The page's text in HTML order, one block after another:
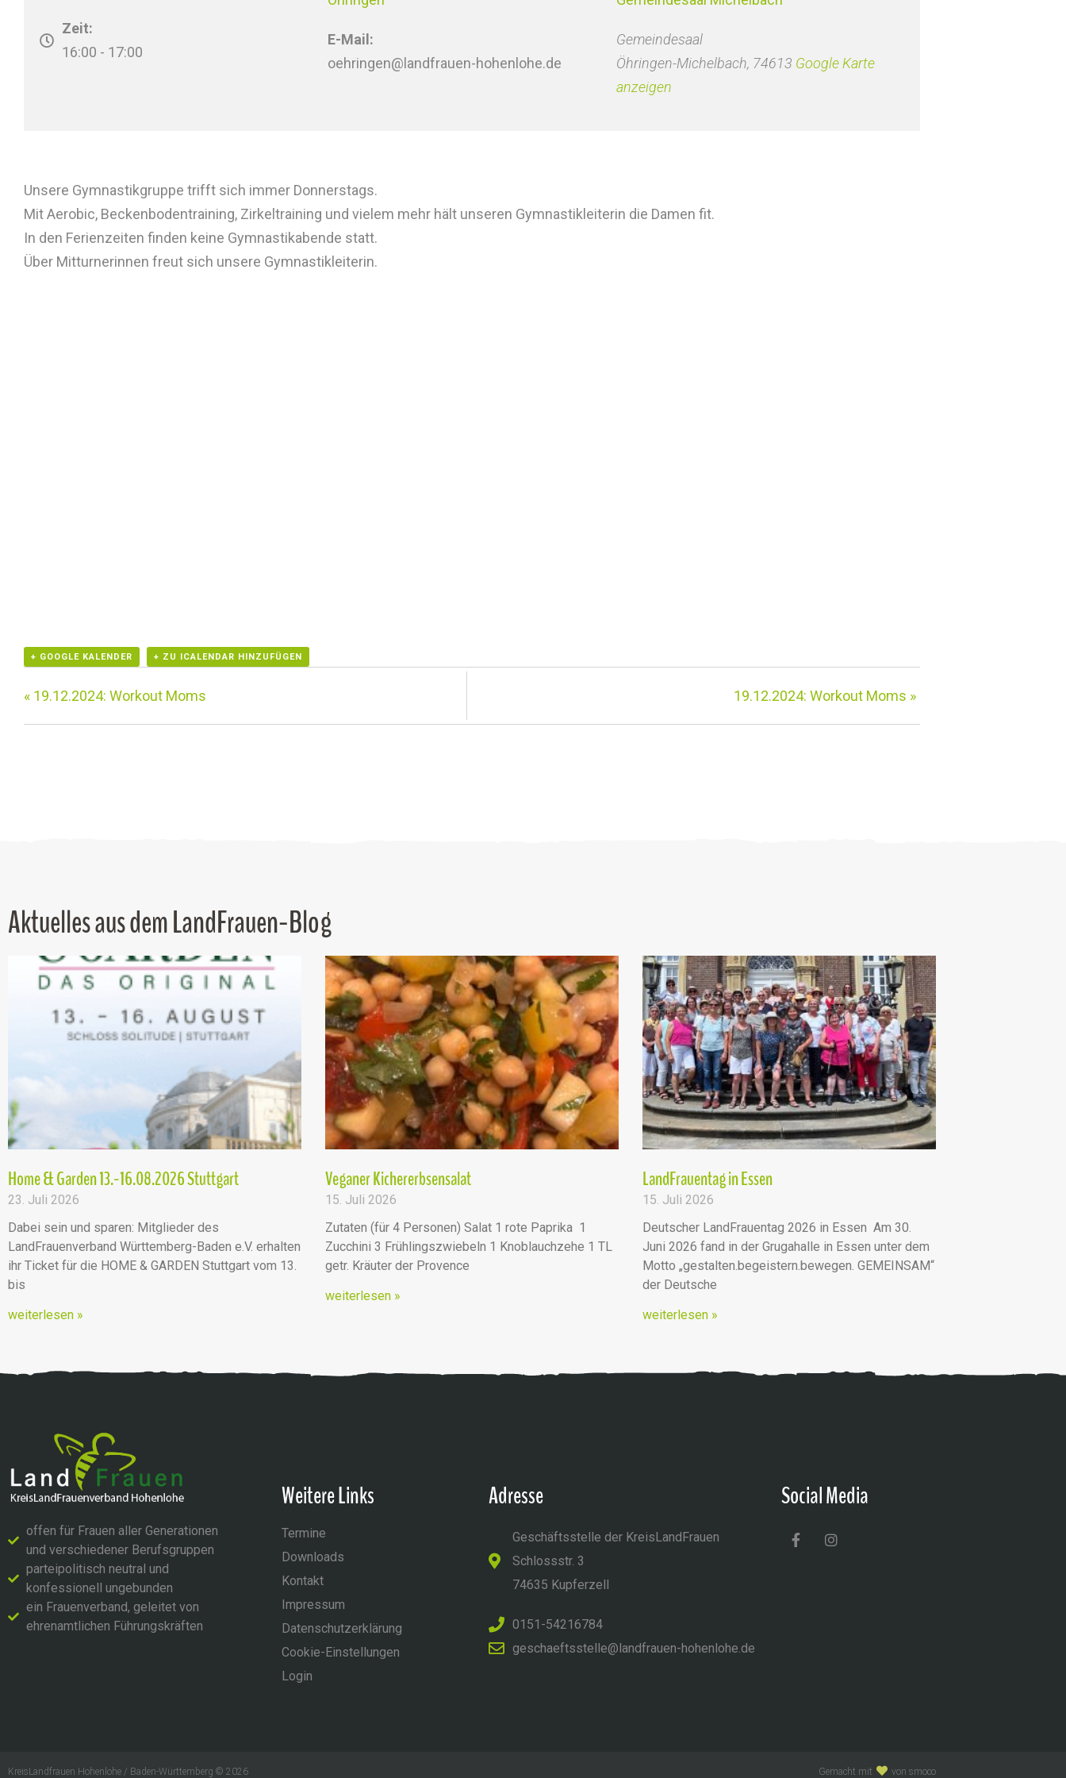
Zeit:
16:00 - 17:00
E-Mail:
oehringen@landfrauen-hohenlohe.de
Gemeindesaal
Öhringen-Michelbach, 74613 Google Karte
anzeigen
Unsere Gymnastikgruppe trifft sich immer Donnerstags.
Mit Aerobic, Beckenbodentraining, Zirkeltraining und vielem mehr hält unseren Gymnastikleiterin die Damen fit.
In den Ferienzeiten finden keine Gymnastikabende statt.
Über Mitturnerinnen freut sich unsere Gymnastikleiterin.
+ GOOGLE KALENDER + ZU ICALENDAR HINZUFÜGEN
« 19.12.2024: Workout Moms 19.12.2024: Workout Moms »
Aktuelles aus dem LandFrauen-Blog
Home & Garden 13.-16.08.2026 Stuttgart
23. Juli 2026
Dabei sein und sparen: Mitglieder des
LandFrauenverband Württemberg-Baden e.V. erhalten
ihr Ticket für die HOME & GARDEN Stuttgart vom 13.
bis
weiterlesen »
Veganer Kichererbsensalat
15. Juli 2026
Zutaten (für 4 Personen) Salat 1 rote Paprika 1
Zucchini 3 Frühlingszwiebeln 1 Knoblauchzehe 1 TL
getr. Kräuter der Provence
weiterlesen »
LandFrauentag in Essen
15. Juli 2026
Deutscher LandFrauentag 2026 in Essen Am 30.
Juni 2026 fand in der Grugahalle in Essen unter dem
Motto „gestalten.begeistern.bewegen. GEMEINSAM“
der Deutsche
weiterlesen »
offen für Frauen aller Generationen
und verschiedener Berufsgruppen
parteipolitisch neutral und
konfessionell ungebunden
ein Frauenverband, geleitet von
ehrenamtlichen Führungskräften
Weitere Links
Termine
Downloads
Kontakt
Impressum
Datenschutzerklärung
Cookie-Einstellungen
Login
Adresse
Geschäftsstelle der KreisLandFrauen
Schlossstr. 3
74635 Kupferzell
0151-54216784
geschaeftsstelle@landfrauen-hohenlohe.de
Social Media
KreisLandfrauen Hohenlohe / Baden-Württemberg © 2026 Gemacht mit von smoco